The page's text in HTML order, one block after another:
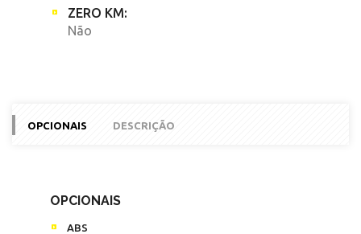
ZERO KM:
Não
OPCIONAIS DESCRIÇÃO
OPCIONAIS
ABS